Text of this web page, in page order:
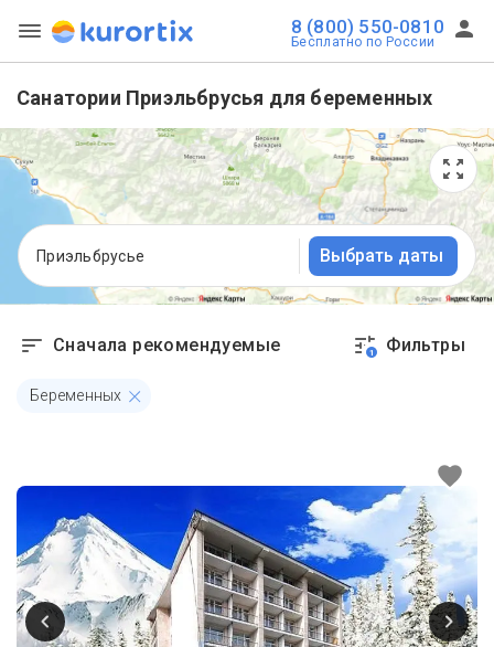
8 (800) 550-0810
Бесплатно по России
Санатории Приэльбрусья для беременных
Приэльбрусье Выбрать даты
Сначала рекомендуемые 1 Фильтры
Беременных